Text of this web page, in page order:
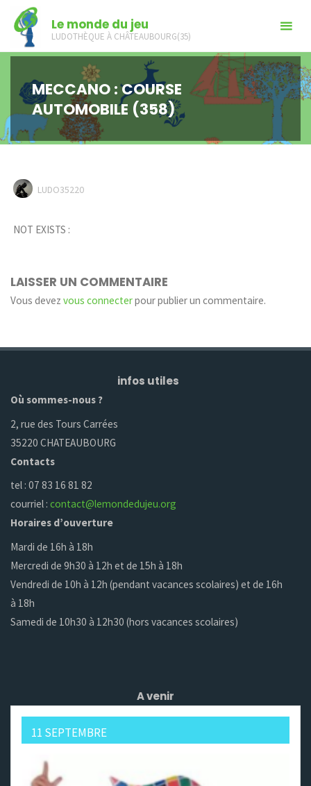
content
Le monde du jeu
LUDOTHÈQUE À CHÂTEAUBOURG(35)
MECCANO : COURSE
AUTOMOBILE (358)
LUDO35220
NOT EXISTS :
LAISSER UN COMMENTAIRE
Vous devezvous connecterpour publier un commentaire.
infos utiles
Où sommes-nous ?
2, rue des Tours Carrées
35220 CHATEAUBOURG
Contacts
tel : 07 83 16 81 82
courriel :contact@lemondedujeu.org
Horaires d’ouverture
Mardi de 16h à 18h
Mercredi de 9h30 à 12h et de 15h à 18h
Vendredi de 10h à 12h (pendant vacances scolaires) et de 16h
à 18h
Samedi de 10h30 à 12h30 (hors vacances scolaires)
A venir
11 SEPTEMBRE